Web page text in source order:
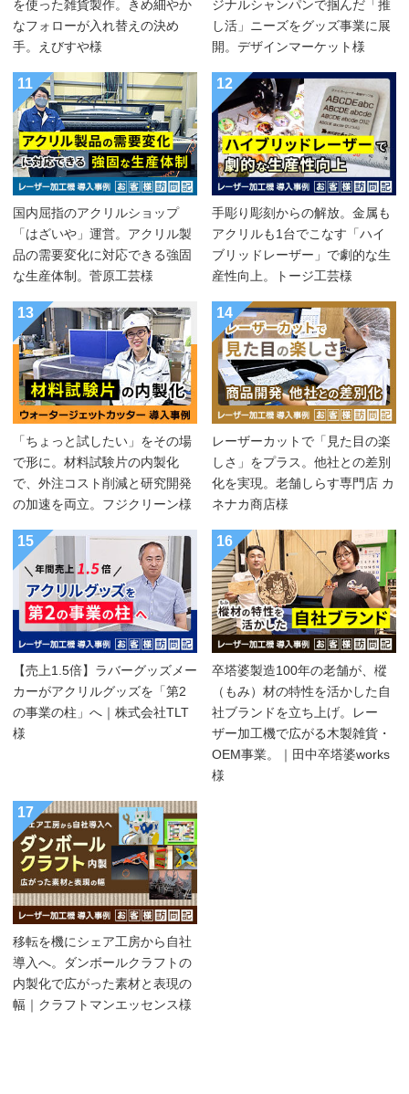
を使った雑貨製作。きめ細やか
なフォローが入れ替えの決め
手。えびすや様
ジナルシャンパンで掴んだ「推
し活」ニーズをグッズ事業に展
開。デザインマーケット様
11
国内屈指のアクリルショップ
「はざいや」運営。アクリル製
品の需要変化に対応できる強固
な生産体制。菅原工芸様
12
手彫り彫刻からの解放。金属も
アクリルも1台でこなす「ハイ
ブリッドレーザー」で劇的な生
産性向上。トージ工芸様
13
「ちょっと試したい」をその場
で形に。材料試験片の内製化
で、外注コスト削減と研究開発
の加速を両立。フジクリーン様
14
レーザーカットで「見た目の楽
しさ」をプラス。他社との差別
化を実現。老舗しらす専門店 カ
ネナカ商店様
15
【売上1.5倍】ラバーグッズメー
カーがアクリルグッズを「第2
の事業の柱」へ｜株式会社TLT
様
16
卒塔婆製造100年の老舗が、樅
（もみ）材の特性を活かした自
社ブランドを立ち上げ。レー
ザー加工機で広がる木製雑貨・
OEM事業。｜田中卒塔婆works
様
17
移転を機にシェア工房から自社
導入へ。ダンボールクラフトの
内製化で広がった素材と表現の
幅｜クラフトマンエッセンス様